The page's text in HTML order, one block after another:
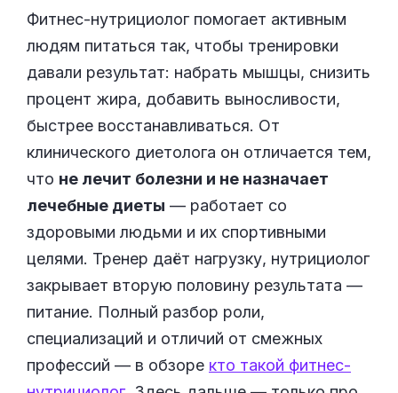
Фитнес-нутрициолог помогает активным
людям питаться так, чтобы тренировки
давали результат: набрать мышцы, снизить
процент жира, добавить выносливости,
быстрее восстанавливаться. От
клинического диетолога он отличается тем,
что не лечит болезни и не назначает
лечебные диеты — работает со
здоровыми людьми и их спортивными
целями. Тренер даёт нагрузку, нутрициолог
закрывает вторую половину результата —
питание. Полный разбор роли,
специализаций и отличий от смежных
профессий — в обзоре кто такой фитнес-